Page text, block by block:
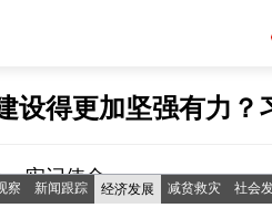
察 新闻跟踪 经济发展 减贫救灾
社会